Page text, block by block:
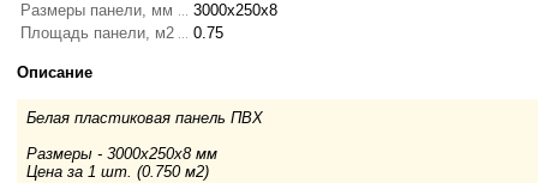
Размеры панели, мм
3000x250x8
Площадь панели, м2
0.75
Описание
Белая пластиковая панель ПВХ
Размеры - 3000х250х8 мм
Цена за 1 шт. (0.750 м2)